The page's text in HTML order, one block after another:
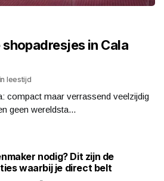
in Cala
leestijd
compact maar verrassend veelzijdig
geen wereldsta...
nodig? Dit zijn de
waarbij je direct belt